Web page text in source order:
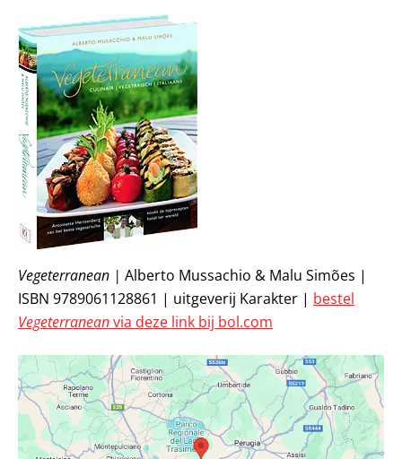
Vegeterranean | Alberto Mussachio & Malu Simões |
ISBN 9789061128861 | uitgeverij Karakter | bestel
Vegeterraneanvia deze link bij bol.com